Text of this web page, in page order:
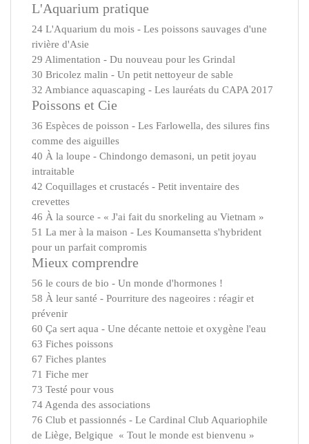
L'Aquarium pratique
24 L'Aquarium du mois - Les poissons sauvages d'une
rivière d'Asie
29 Alimentation - Du nouveau pour les Grindal
30 Bricolez malin - Un petit nettoyeur de sable
32 Ambiance aquascaping - Les lauréats du CAPA 2017
Poissons et Cie
36 Espèces de poisson - Les Farlowella, des silures fins
comme des aiguilles
40 À la loupe - Chindongo demasoni, un petit joyau
intraitable
42 Coquillages et crustacés - Petit inventaire des
crevettes
46 À la source - « J'ai fait du snorkeling au Vietnam »
51 La mer à la maison - Les Koumansetta s'hybrident
pour un parfait compromis
Mieux comprendre
56 le cours de bio - Un monde d'hormones !
58 À leur santé - Pourriture des nageoires : réagir et
prévenir
60 Ça sert aqua - Une décante nettoie et oxygène l'eau
63 Fiches poissons
67 Fiches plantes
71 Fiche mer
73 Testé pour vous
74 Agenda des associations
76 Club et passionnés - Le Cardinal Club Aquariophile
de Liège, Belgique
« Tout le monde est bienvenu »